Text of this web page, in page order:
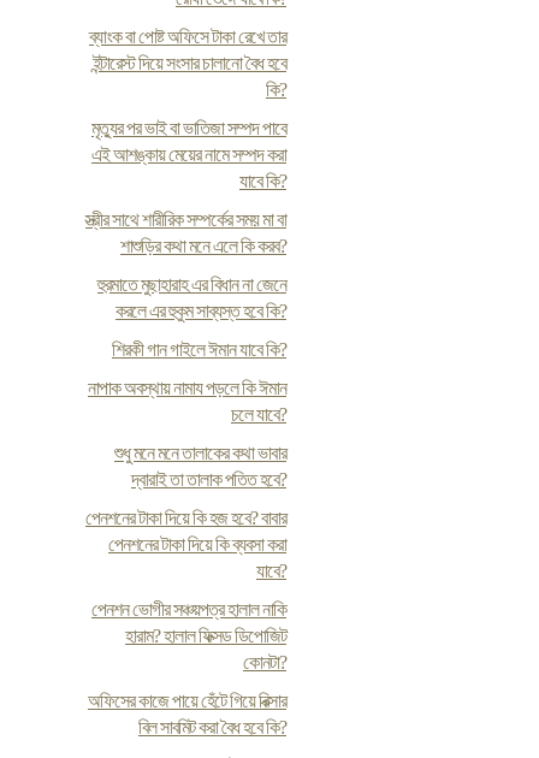
ব্যাংক বা পোষ্ট অফিসে টাকা রেখে তার
ইন্টারেস্ট দিয়ে সংসার চালানো বৈধ হবে
কি?
মৃত্যুর পর ভাই বা ভাতিজা সম্পদ পাবে
এই আশঙ্কায় মেয়ের নামে সম্পদ করা
যাবে কি?
স্ত্রীর সাথে শারীরিক সম্পর্কের সময় মা বা
শাশুড়ির কথা মনে এলে কি করব?
হুরমাতে মুছাহারাহ এর বিধান না জেনে
করলে এর হুকুম সাব্যস্ত হবে কি?
শিরকী গান গাইলে ঈমান যাবে কি?
নাপাক অবস্থায় নামায পড়লে কি ঈমান
চলে যাবে?
শুধু মনে মনে তালাকের কথা ভাবার
দ্বারাই তা তালাক পতিত হবে?
পেনশনের টাকা দিয়ে কি হজ হবে? বাবার
পেনশনের টাকা দিয়ে কি ব্যবসা করা
যাবে?
পেনশন ভোগীর সঞ্চয়পত্র হালাল নাকি
হারাম? হালাল ফিক্সড ডিপোজিট
কোনটা?
অফিসের কাজে পায়ে হেঁটে গিয়ে রিক্সার
বিল সাবমিট করা বৈধ হবে কি?